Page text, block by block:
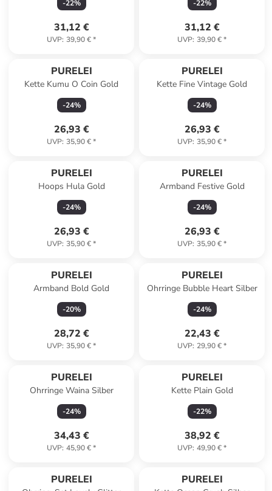
-22%
31,12 €
UVP: 39,90 €*
-22%
31,12 €
UVP: 39,90 €*
PURELEI
Kette Kumu O Coin Gold
-24%
26,93 €
UVP: 35,90 €*
PURELEI
Kette Fine Vintage Gold
-24%
26,93 €
UVP: 35,90 €*
PURELEI
Hoops Hula Gold
-24%
26,93 €
UVP: 35,90 €*
PURELEI
Armband Festive Gold
-24%
26,93 €
UVP: 35,90 €*
PURELEI
Armband Bold Gold
-20%
28,72 €
UVP: 35,90 €*
PURELEI
Ohrringe Bubble Heart Silber
-24%
22,43 €
UVP: 29,90 €*
PURELEI
Ohrringe Waina Silber
-24%
34,43 €
UVP: 45,90 €*
PURELEI
Kette Plain Gold
-22%
38,92 €
UVP: 49,90 €*
PURELEI PURELEI